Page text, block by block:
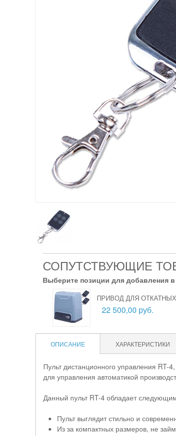
СОПУТСТВУЮЩИЕ
Выберите позиции для добавления в
ПРИВОД ДЛЯ ОТКАТНЫХ
22 500,00 руб.
ОПИСАНИЕ ХАРАКТЕРИСТИКИ
Пульт дистанционного управления
для управления автоматикой
Данный пульт RT-4 обладает
Пульт выглядит стильно и
Из за компактных размеров, не